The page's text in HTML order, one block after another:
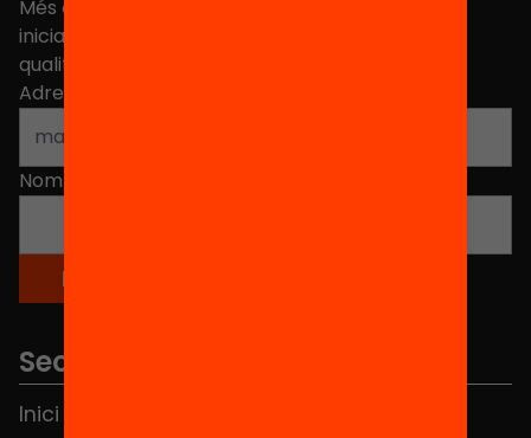
Més de 40.000 persones ja han triat Equitat. Rep
iniciatives, propostes i projectes per millorar la
qualitat de l'educació a Catalunya.
Adreça electrònica
Nom
Seccions
Inici